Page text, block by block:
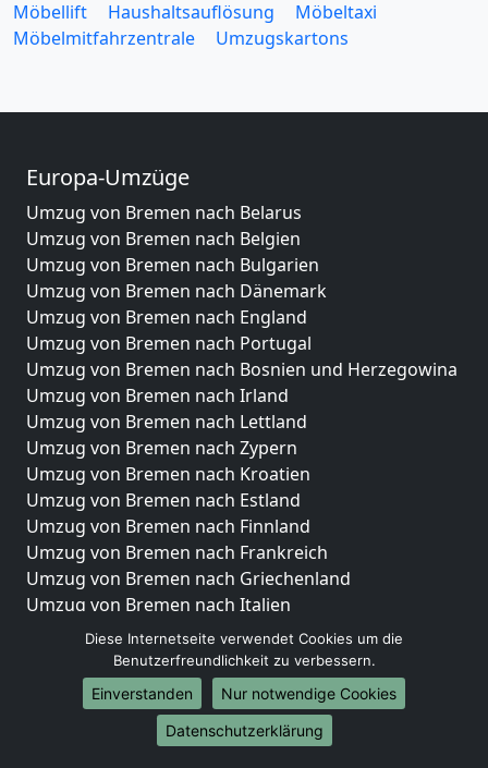
Möbellift
Haushaltsauflösung
Möbeltaxi
Möbelmitfahrzentrale
Umzugskartons
Europa-Umzüge
Umzug von Bremen nach Belarus
Umzug von Bremen nach Belgien
Umzug von Bremen nach Bulgarien
Umzug von Bremen nach Dänemark
Umzug von Bremen nach England
Umzug von Bremen nach Portugal
Umzug von Bremen nach Bosnien und Herzegowina
Umzug von Bremen nach Irland
Umzug von Bremen nach Lettland
Umzug von Bremen nach Zypern
Umzug von Bremen nach Kroatien
Umzug von Bremen nach Estland
Umzug von Bremen nach Finnland
Umzug von Bremen nach Frankreich
Umzug von Bremen nach Griechenland
Umzug von Bremen nach Italien
Umzug von Bremen nach Liechtenstein
Umzug von Bremen nach Luxemburg
Umzug von Bremen nach Niederlande
Umzug von Bremen nach Norwegen
Umzüge-Deutschlandweit
Diese Internetseite verwendet Cookies um die
Benutzerfreundlichkeit zu verbessern.
Einverstanden
Nur notwendige Cookies
Datenschutzerklärung